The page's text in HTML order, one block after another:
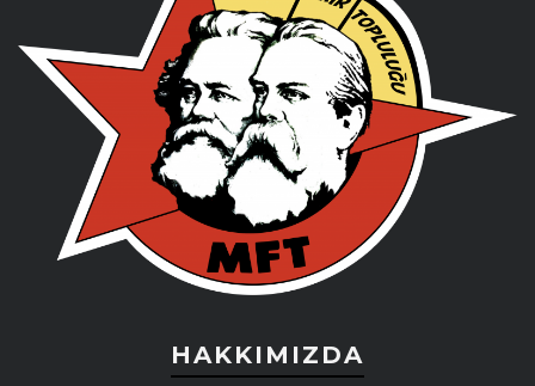
HAKKIMIZDA